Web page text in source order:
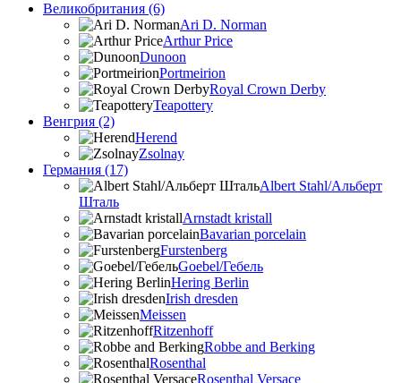
Великобритания (6)
Ari D. Norman
Arthur Price
Dunoon
Portmeirion
Royal Crown Derby
Teapottery
Венгрия (2)
Herend
Zsolnay
Германия (17)
Albert Stahl/Альбеpт
Шталь
Arnstadt kristall
Bavarian porcelain
Furstenberg
Goebel/Гебель
Hering Berlin
Irish dresden
Meissen
Ritzenhoff
Robbe and Berking
Rosenthal
Rosenthal Versace